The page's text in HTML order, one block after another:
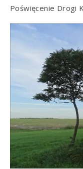
Poświęcenie Drogi